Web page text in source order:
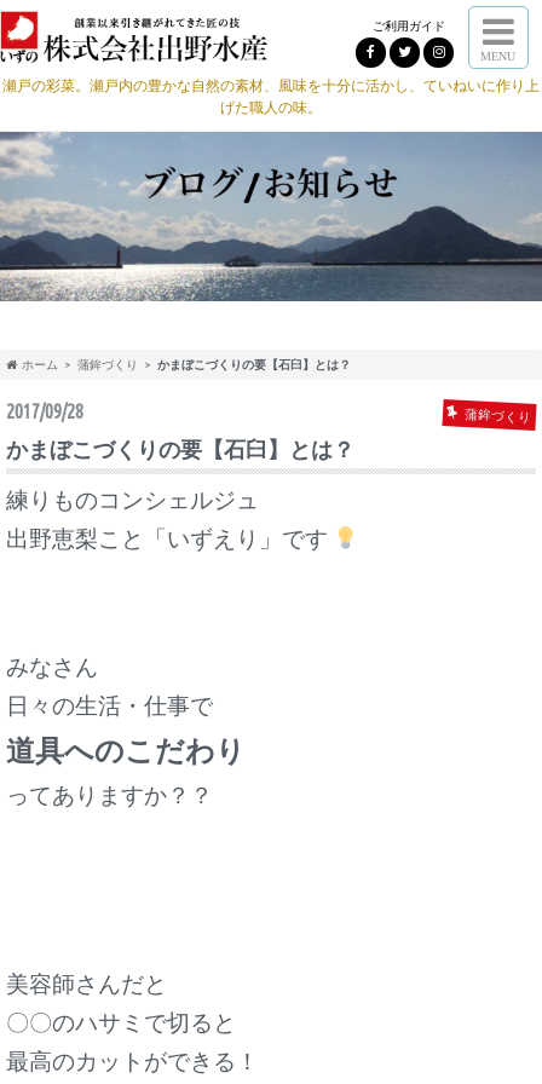
ご利用ガイド
MENU
瀬戸の彩菜。瀬戸内の豊かな自然の素材、風味を十分に活かし、ていねいに作り上
げた職人の味。
ホーム 蒲鉾づくり かまぼこづくりの要【石臼】とは？
2017/09/28 蒲鉾づくり
かまぼこづくりの要【石臼】とは？
練りものコンシェルジュ
出野恵梨こと「いずえり」です
みなさん
日々の生活・仕事で
道具へのこだわり
ってありますか？？
美容師さんだと
〇〇のハサミで切ると
最高のカットができる！